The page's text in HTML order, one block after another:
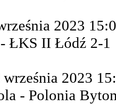
2023
ŁKS II Łódź 2-1
2023
- Polonia